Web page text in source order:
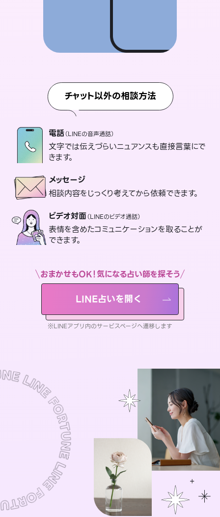
チャット以外の相談方法
電話（LINEの音声通話）
文字では伝えづらいニュアンスも直接言葉にで
きます。
メッセージ
相談内容をじっくり考えてから依頼できます。
ビデオ対面（LINEのビデオ通話）
表情を含めたコミュニケーションを取ることが
できます。
おまかせもOK！気になる占い師を探そう
LINE占いを開く
※LINEアプリ内のサービスページへ遷移します